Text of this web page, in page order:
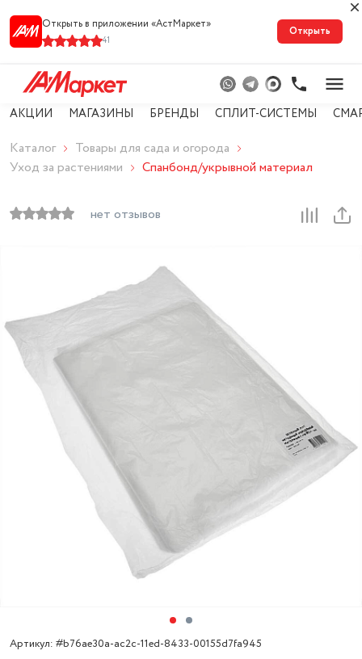
Открыть в приложении «АстМарке‪т‬»
41
Открыть
АКЦИИ МАГАЗИНЫ БРЕНДЫ СПЛИТ-СИСТЕМЫ
Каталог
Товары для сада и огорода
Уход за растениями
Спанбонд/укрывной материал
нет отзывов
Артикул: #b76ae30a-ac2c-11ed-8433-00155d7fa945